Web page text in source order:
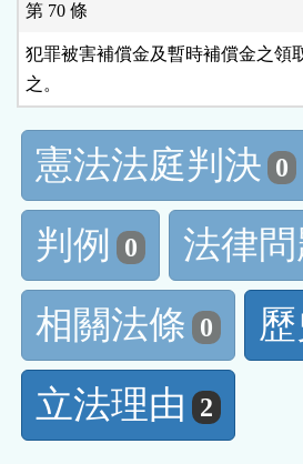
第 70 條
犯罪被害補償金及暫時補償金之領
之。
憲法法庭判決 0
判例
0 法律問
相關法條 0
立法理由 2